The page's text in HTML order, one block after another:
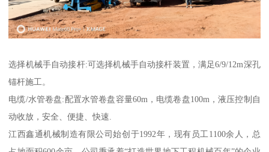
选择机械手自动接杆:可选择机械手自动接杆装置，满足6/9/12m深孔
锚杆施工。
电缆/水管卷盘:配置水管卷盘容量60m，电缆卷盘100m，液压控制自
动收放，安全、便捷、快速.
江西鑫通机械制造有限公司始创于1992年，现有员工1100余人，总